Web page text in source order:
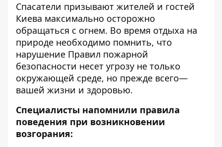
Спасатели призывают жителей и гостей
Киева максимально осторожно
обращаться с огнем. Во время отдыха на
природе необходимо помнить, что
нарушение Правил пожарной
безопасности несет угрозу не только
окружающей среде, но прежде всего—
вашей жизни и здоровью.
Специалисты напомнили правила
поведения при возникновении
возгорания: